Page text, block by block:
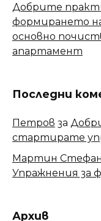
Добрите
формирането
основно
апартамент
Последни
Петров за
стартирате
Мартин
Упражнения за
Архив